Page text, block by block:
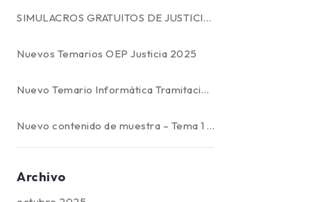
SIMULACROS GRATUITOS DE JUSTICIA EN SEPTIEMBRE 2025: AUXILIO JUDICIAL, TRAMITACIÓN PROCESAL y GESTIÓN PROCESAL
Nuevos Temarios OEP Justicia 2025
Nuevo Temario Informática Tramitación Procesal – Temas 32 a 37
Nuevo contenido de muestra – Tema 1 completo
Archivo